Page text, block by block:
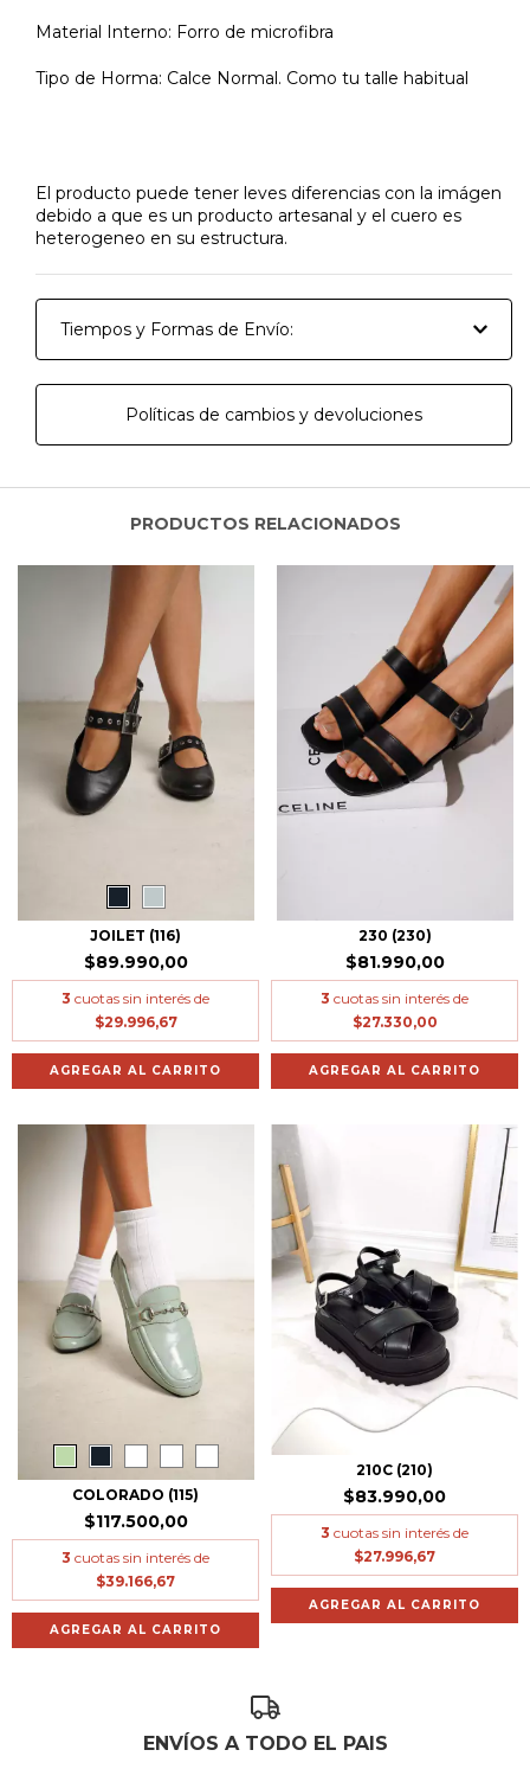
Material Interno: Forro de microfibra
Tipo de Horma: Calce Normal. Como tu talle habitual
El producto puede tener leves diferencias con la imágen
debido a que es un producto artesanal y el cuero es
heterogeneo en su estructura.
Tiempos y Formas de Envío:
Políticas de cambios y devoluciones
PRODUCTOS RELACIONADOS
JOILET (116)
$89.990,00
3 cuotas sin interés de
$29.996,67
AGREGAR AL CARRITO
230 (230)
$81.990,00
3 cuotas sin interés de
$27.330,00
AGREGAR AL CARRITO
COLORADO (115)
$117.500,00
3 cuotas sin interés de
$39.166,67
AGREGAR AL CARRITO
210C (210)
$83.990,00
3 cuotas sin interés de
$27.996,67
AGREGAR AL CARRITO
ENVÍOS A TODO EL PAIS